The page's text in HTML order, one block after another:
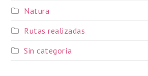
Natura
Rutas realizadas
Sin categoría